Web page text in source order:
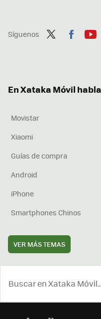
Síguenos
En Xataka Móvil
Movistar
Xiaomi
Guías de compra
Android
iPhone
Smartphones Chinos
VER MÁS TEMAS